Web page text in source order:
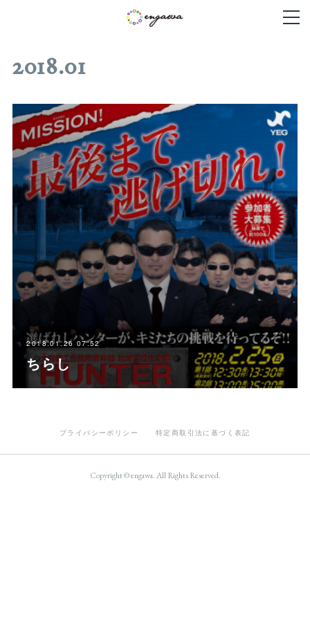
2018.01
2018.01.26 07:52
ちらし
プライバシーポリシー 特定商取引法に基づく表記
Copyright © engawa. All Rights Reserved.